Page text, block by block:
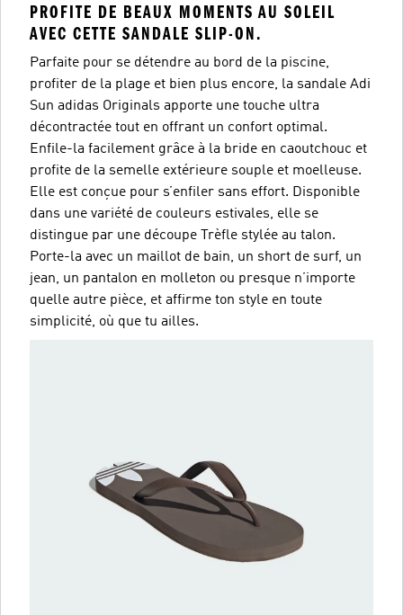
PROFITE DE BEAUX MOMENTS AU SOLEIL
AVEC CETTE SANDALE SLIP-ON.
Parfaite pour se détendre au bord de la piscine,
profiter de la plage et bien plus encore, la sandale Adi
Sun adidas Originals apporte une touche ultra
décontractée tout en offrant un confort optimal.
Enfile-la facilement grâce à la bride en caoutchouc et
profite de la semelle extérieure souple et moelleuse.
Elle est conçue pour s’enfiler sans effort. Disponible
dans une variété de couleurs estivales, elle se
distingue par une découpe Trèfle stylée au talon.
Porte-la avec un maillot de bain, un short de surf, un
jean, un pantalon en molleton ou presque n’importe
quelle autre pièce, et affirme ton style en toute
simplicité, où que tu ailles.